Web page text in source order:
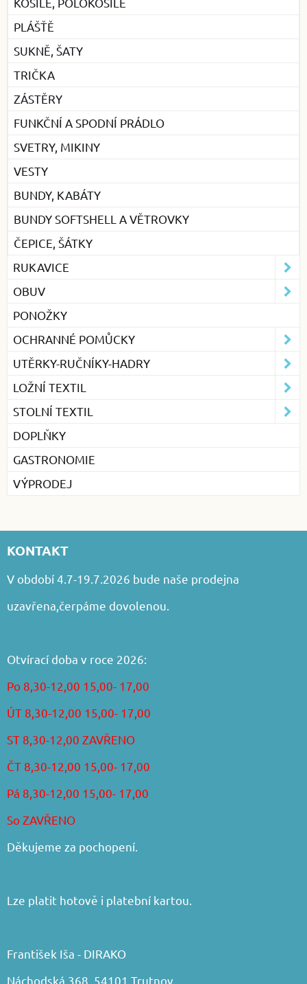
PLÁŠŤĚ
SUKNĚ, ŠATY
TRIČKA
ZÁSTĚRY
FUNKČNÍ A SPODNÍ PRÁDLO
SVETRY, MIKINY
VESTY
BUNDY, KABÁTY
BUNDY SOFTSHELL A VĚTROVKY
ČEPICE, ŠÁTKY
RUKAVICE
OBUV
PONOŽKY
OCHRANNÉ POMŮCKY
UTĚRKY-RUČNÍKY-HADRY
LOŽNÍ TEXTIL
STOLNÍ TEXTIL
DOPLŇKY
GASTRONOMIE
VÝPRODEJ
KONTAKT
V období 4.7-19.7.2026 bude naše prodejna
uzavřena,čerpáme dovolenou.
Otvírací doba v roce 2026:
Po 8,30-12,00 15,00- 17,00
ÚT 8,30-12,00 15,00- 17,00
ST 8,30-12,00 ZAVŘENO
ČT 8,30-12,00 15,00- 17,00
Pá 8,30-12,00 15,00- 17,00
So ZAVŘENO
Děkujeme za pochopení.
Lze platit hotově i platební kartou.
František Iša - DIRAKO
Náchodská 368, 54101 Trutnov